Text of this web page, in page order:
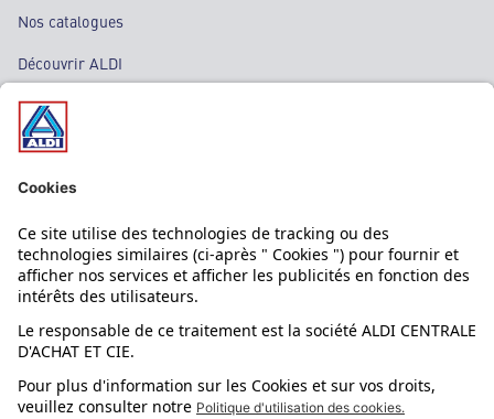
Nos catalogues
Découvrir ALDI
Nos bons plans
Nos rayons
Nos marques
Nos astuces
Évènements
L'application mobile